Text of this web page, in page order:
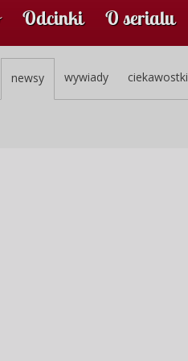
Odcinki O serialu
ciekawostki
wywiady
newsy